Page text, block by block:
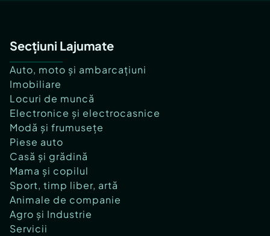
Secțiuni Lajumate
Auto, moto și ambarcațiuni
Imobiliare
Locuri de muncă
Electronice și electrocasnice
Modă și frumusețe
Piese auto
Casă și grădină
Mama și copilul
Sport, timp liber, artă
Animale de companie
Agro și Industrie
Servicii